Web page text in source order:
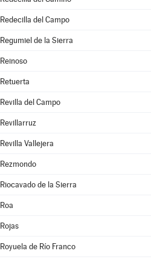
Redecilla del Campo
Regumiel de la Sierra
Reinoso
Retuerta
Revilla del Campo
Revillarruz
Revilla Vallejera
Rezmondo
Riocavado de la Sierra
Roa
Rojas
Royuela de Río Franco